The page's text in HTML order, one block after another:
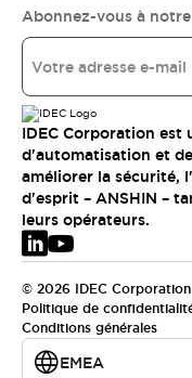
Abonnez-vous à
IDEC Corporation est
d'automatisation et
améliorer la sécurité,
d'esprit – ANSHIN –
leurs opérateurs.
© 2026 IDEC Corporation
Politique de
Conditions générales
EMEA